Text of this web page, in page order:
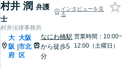
村井 潤 弁護
士
インタビューを見
る
村井法律事務所
大
阪
府
|
大阪
市北
区
なにわ橋駅
から徒歩5
分
営業時間：10:00~
12:00（土曜日）